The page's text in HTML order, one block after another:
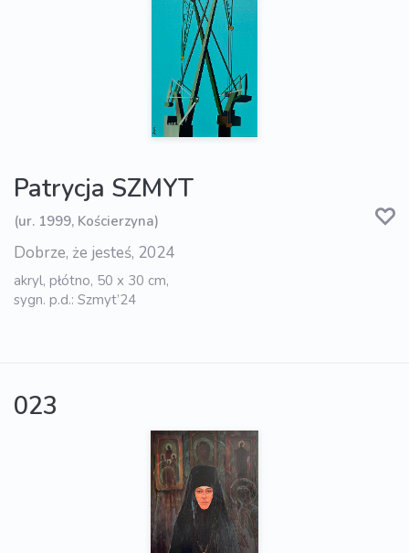
Patrycja SZMYT
(ur. 1999, Kościerzyna)
Dobrze, że jesteś, 2024
akryl, płótno, 50 x 30 cm,
sygn. p.d.: Szmyt’24
023